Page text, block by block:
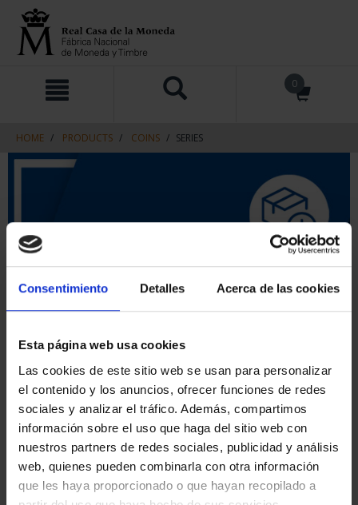
Consentimiento Detalles Acerca de las cookies
Esta página web usa cookies
Las cookies de este sitio web se usan para personalizar
el contenido y los anuncios, ofrecer funciones de redes
sociales y analizar el tráfico. Además, compartimos
información sobre el uso que haga del sitio web con
nuestros partners de redes sociales, publicidad y análisis
web, quienes pueden combinarla con otra información
que les haya proporcionado o que hayan recopilado a
navigation
0
HOME PRODUCTS COINS SERIES
SORT BY:
REFINE